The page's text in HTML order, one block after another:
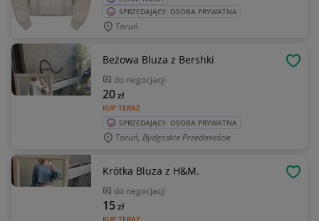
SPRZEDAJĄCY: OSOBA PRYWATNA
Toruń
Beżowa Bluza z Bershki
do negocjacji
KUP TERAZ
20zł
SPRZEDAJĄCY: OSOBA PRYWATNA
Toruń, Bydgoskie Przedmieście
Krótka Bluza z H&M.
do negocjacji
KUP TERAZ
15zł